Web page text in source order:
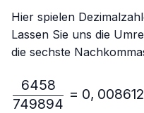
Hier spielen
Lassen Sie uns die
die sechste
749894
6458
= 0, 008612